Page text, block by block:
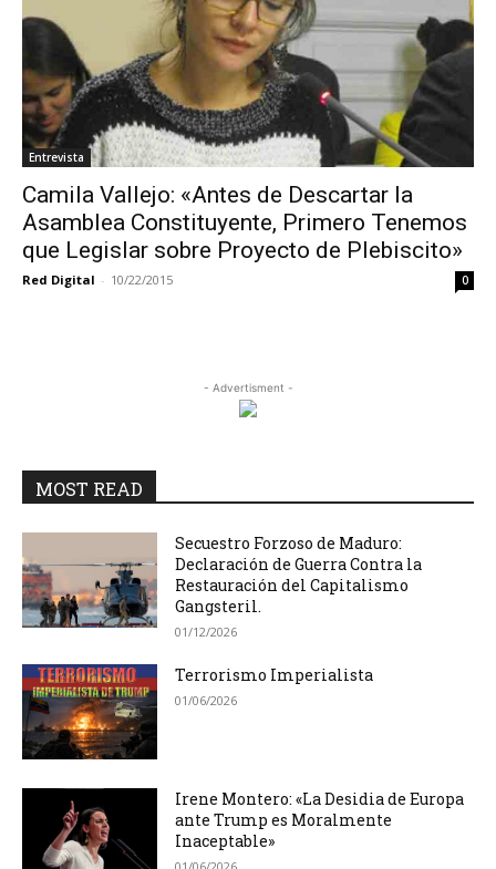
Entrevista
Camila Vallejo: «Antes de Descartar la
Asamblea Constituyente, Primero Tenemos
que Legislar sobre Proyecto de Plebiscito»
Red Digital - 10/22/2015 0
- Advertisment -
MOST READ
Secuestro Forzoso de Maduro:
Declaración de Guerra Contra la
Restauración del Capitalismo
Gangsteril.
01/12/2026
Terrorismo Imperialista
01/06/2026
Irene Montero: «La Desidia de Europa
ante Trump es Moralmente
Inaceptable»